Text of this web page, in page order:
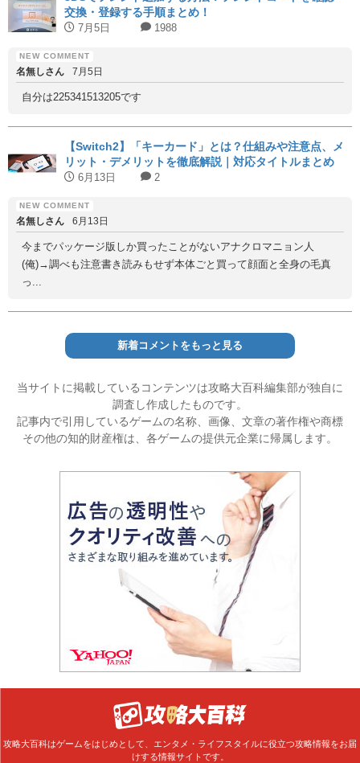
交換・登録する手順まとめ！
7月5日 1988
名無しさん 7月5日
自分は225341513205です
【Switch2】「キーカード」とは？仕組みや注意点、メ
リット・デメリットを徹底解説｜対応タイトルまとめ
6月13日 2
名無しさん 6月13日
今までパッケージ版しか買ったことがないアナクロマニョン人
(俺)→調べも注意書き読みもせず本体ごと買って顔面と全身の毛真
っ...
新着コメントをもっと見る
当サイトに掲載しているコンテンツは攻略大百科編集部が独自に
調査し作成したものです。
記事内で引用しているゲームの名称、画像、文章の著作権や商標
その他の知的財産権は、各ゲームの提供元企業に帰属します。
攻略大百科はゲームをはじめとして、エンタメ・ライフスタイルに役立つ攻略情報をお届
けする情報サイトです。